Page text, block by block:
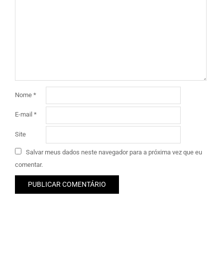
Nome *
E-mail *
Site
Salvar meus dados neste navegador para a próxima vez que eu
comentar.